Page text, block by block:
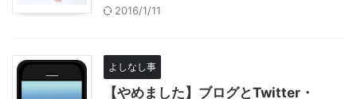
2016/1/11
よしなし事
【やめました】ブログとTwitter・